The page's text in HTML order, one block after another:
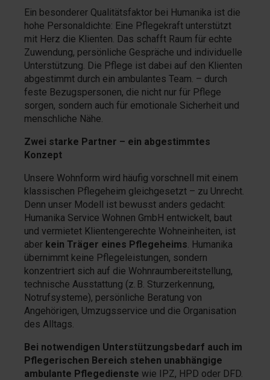
Ein besonderer Qualitätsfaktor bei Humanika ist die
hohe Personaldichte: Eine Pflegekraft unterstützt
mit Herz die Klienten. Das schafft Raum für echte
Zuwendung, persönliche Gespräche und individuelle
Unterstützung. Die Pflege ist dabei auf den Klienten
abgestimmt durch ein ambulantes Team. – durch
feste Bezugspersonen, die nicht nur für Pflege
sorgen, sondern auch für emotionale Sicherheit und
menschliche Nähe.
Zwei starke Partner – ein abgestimmtes
Konzept
Unsere Wohnform wird häufig vorschnell mit einem
klassischen Pflegeheim gleichgesetzt – zu Unrecht.
Denn unser Modell ist bewusst anders gedacht:
Humanika Service Wohnen GmbH entwickelt, baut
und vermietet Klientengerechte Wohneinheiten, ist
aber kein Träger eines Pflegeheims. Humanika
übernimmt keine Pflegeleistungen, sondern
konzentriert sich auf die Wohnraumbereitstellung,
technische Ausstattung (z. B. Sturzerkennung,
Notrufsysteme), persönliche Beratung von
Angehörigen, Umzugsservice und die Organisation
des Alltags.
Bei notwendigen Unterstützungsbedarf auch im
Pflegerischen Bereich stehen unabhängige
ambulante Pflegedienste wie IPZ, HPD oder DFD.